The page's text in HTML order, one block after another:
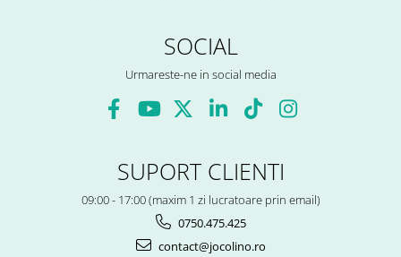
SOCIAL
Urmareste-ne in social media
SUPORT CLIENTI
09:00 - 17:00 (maxim 1 zi lucratoare prin email)
0750.475.425
contact@jocolino.ro